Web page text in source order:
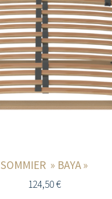
SOMMIER » BAYA »
124,50€